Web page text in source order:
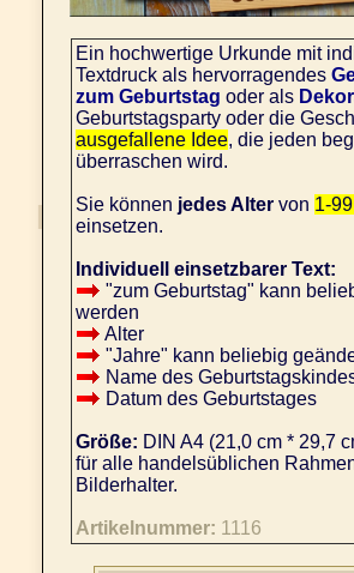
Ein hochwertige Urkunde mit
Textdruck als hervorragendes
zum Geburtstag oder als
Geburtstagsparty oder die
ausgefallene Idee, die jeden
überraschen wird.
Sie können jedes Altervon 1-
einsetzen.
Individuell einsetzbarer Text:
"zum Geburtstag" kann
werden
Alter
"Jahre" kann beliebig
Name des
Datum des Geburtstages
Größe: DIN A4 (21,0 cm * 29,7
für alle handelsüblichen
Bilderhalter.
Artikelnummer: 1116